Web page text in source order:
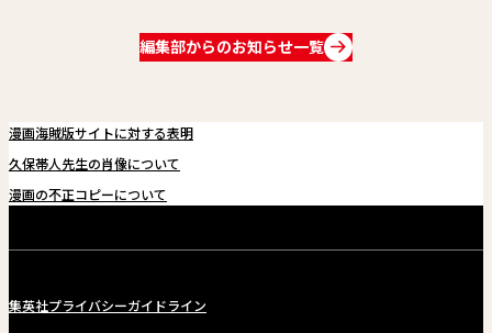
編集部からのお知らせ一覧
漫画海賊版サイトに対する表明
久保帯人先生の肖像について
漫画の不正コピーについて
集英社プライバシーガイドライン